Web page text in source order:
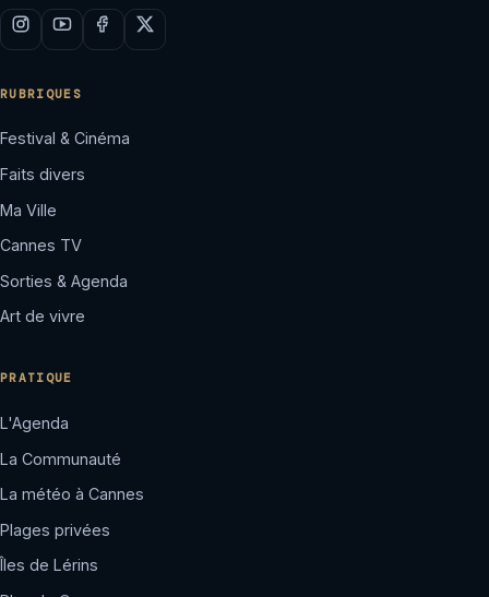
RUBRIQUES
Festival & Cinéma
Faits divers
Ma Ville
Cannes TV
Sorties & Agenda
Art de vivre
PRATIQUE
L'Agenda
La Communauté
La météo à Cannes
Plages privées
Îles de Lérins